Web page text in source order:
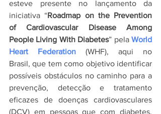
esteve presente no lançamento da
iniciativa “Roadmap on the Prevention
of Cardiovascular Disease Among
People Living With Diabetes” pela World
Heart Federation (WHF), aqui no
Brasil, que tem como objetivo identificar
possíveis obstáculos no caminho para a
prevenção, detecção e tratamento
eficazes de doenças cardiovasculares
(DCV) em pessoas que com diabetes,